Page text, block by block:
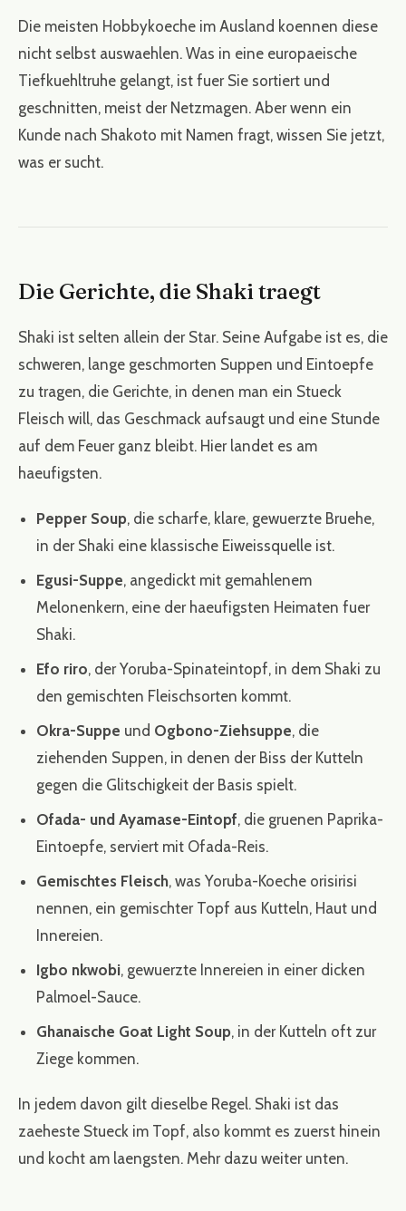
Die meisten Hobbykoeche im Ausland koennen diese
nicht selbst auswaehlen. Was in eine europaeische
Tiefkuehltruhe gelangt, ist fuer Sie sortiert und
geschnitten, meist der Netzmagen. Aber wenn ein
Kunde nach Shakoto mit Namen fragt, wissen Sie jetzt,
was er sucht.
Die Gerichte, die Shaki traegt
Shaki ist selten allein der Star. Seine Aufgabe ist es, die
schweren, lange geschmorten Suppen und Eintoepfe
zu tragen, die Gerichte, in denen man ein Stueck
Fleisch will, das Geschmack aufsaugt und eine Stunde
auf dem Feuer ganz bleibt. Hier landet es am
haeufigsten.
Pepper Soup, die scharfe, klare, gewuerzte Bruehe,
in der Shaki eine klassische Eiweissquelle ist.
Egusi-Suppe, angedickt mit gemahlenem
Melonenkern, eine der haeufigsten Heimaten fuer
Shaki.
Efo riro, der Yoruba-Spinateintopf, in dem Shaki zu
den gemischten Fleischsorten kommt.
Okra-Suppe und Ogbono-Ziehsuppe, die
ziehenden Suppen, in denen der Biss der Kutteln
gegen die Glitschigkeit der Basis spielt.
Ofada- und Ayamase-Eintopf, die gruenen Paprika-
Eintoepfe, serviert mit Ofada-Reis.
Gemischtes Fleisch, was Yoruba-Koeche orisirisi
nennen, ein gemischter Topf aus Kutteln, Haut und
Innereien.
Igbo nkwobi, gewuerzte Innereien in einer dicken
Palmoel-Sauce.
Ghanaische Goat Light Soup, in der Kutteln oft zur
Ziege kommen.
In jedem davon gilt dieselbe Regel. Shaki ist das
zaeheste Stueck im Topf, also kommt es zuerst hinein
und kocht am laengsten. Mehr dazu weiter unten.